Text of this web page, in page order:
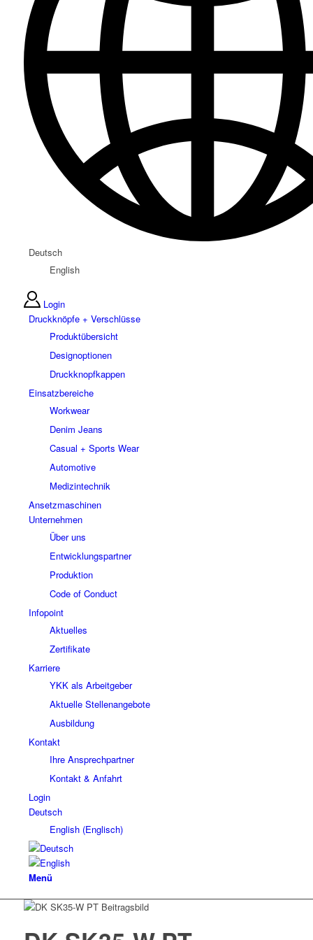
Deutsch
English
Login
Druckknöpfe + Verschlüsse
Produktübersicht
Designoptionen
Druckknopfkappen
Einsatzbereiche
Workwear
Denim Jeans
Casual + Sports Wear
Automotive
Medizintechnik
Ansetzmaschinen
Unternehmen
Über uns
Entwicklungspartner
Produktion
Code of Conduct
Infopoint
Aktuelles
Zertifikate
Karriere
YKK als Arbeitgeber
Aktuelle Stellenangebote
Ausbildung
Kontakt
Ihre Ansprechpartner
Kontakt & Anfahrt
Login
Deutsch
English(Englisch)
Menü